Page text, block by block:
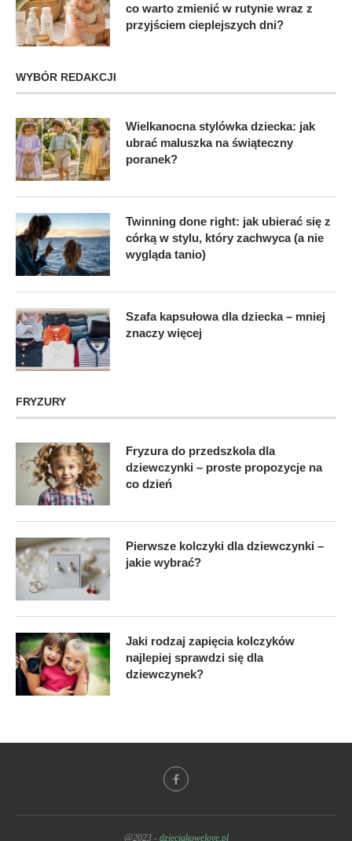
co warto zmienić w rutynie wraz z
przyjściem cieplejszych dni?
WYBÓR REDAKCJI
Wielkanocna stylówka dziecka: jak
ubrać maluszka na świąteczny
poranek?
Twinning done right: jak ubierać się z
córką w stylu, który zachwyca (a nie
wygląda tanio)
Szafa kapsułowa dla dziecka – mniej
znaczy więcej
FRYZURY
Fryzura do przedszkola dla
dziewczynki – proste propozycje na
co dzień
Pierwsze kolczyki dla dziewczynki –
jakie wybrać?
Jaki rodzaj zapięcia kolczyków
najlepiej sprawdzi się dla
dziewczynek?
@2023 - dzieciakowelove.pl